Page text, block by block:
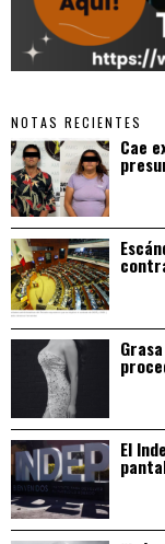
NOTAS RECIENTES
Cae
El